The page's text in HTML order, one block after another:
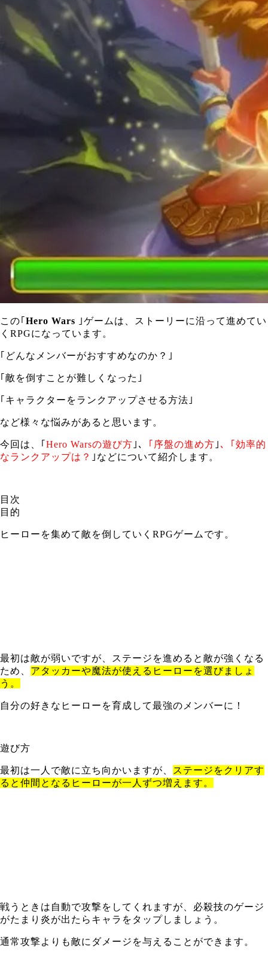
この｢ Hero Wars ｣ゲームは、ストーリーに沿って進めてい
くRPGになっています。
｢どんなメンバーがおすすめなのか？｣
｢敵を倒すことが難しくなった｣
｢キャラクターをランクアップさせる方法｣
など様々な悩みがあると思います。
今回は、｢ Hero Warsの遊び方 ｣、 ｢序盤の進め方 ｣ 、｢効率的
なランクアップは？ ｣などについて紹介します。
目次
目的
ヒーローを集めて敵を倒していくRPGゲームです。
最初は敵が弱いですが、ステージを進めると敵が強くなる
ため、 アタッカーや魔法が使えるヒーローを選びましょ
う。
自分の好きなヒーローを育成して最強のメンバーに！
遊び方
最初は一人で敵に立ち向かいますが、
ステージをクリアす
ると仲間となるヒーローが一人ずつ増えます。
戦うときは自動で攻撃をしてくれますが、必殺技のゲージ
がたまり炎が出たらキャラをタップしましょう。
通常攻撃よりも敵にダメージを与えることができます。